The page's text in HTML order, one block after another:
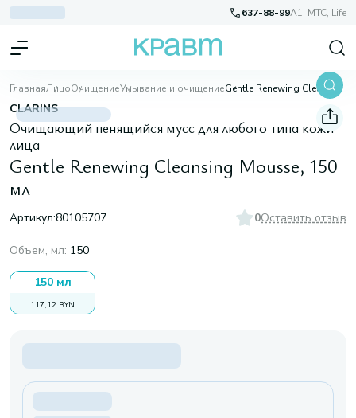
637-88-99A1, МТС, Life
ГлавнаяЛицоОчищениеУмывание и очищение Gentle Renewing Cleansing Mousse, 150 мл
CLARINS
Очищающий пенящийся мусс для любого типа кожи
лица
Gentle Renewing Cleansing Mousse, 150
мл
Артикул:80105707 0Оставить отзыв
Объем, мл: 150
150 мл
117,12 BYN